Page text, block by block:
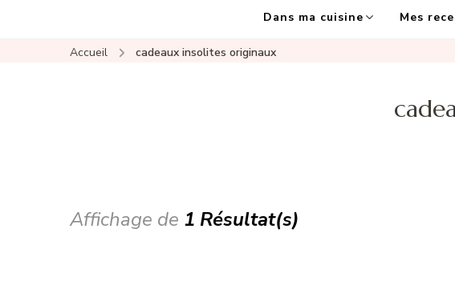
Dans ma cuisine Mes
Accueil cadeaux insolites originaux
Affichage de 1 Résultat(s)